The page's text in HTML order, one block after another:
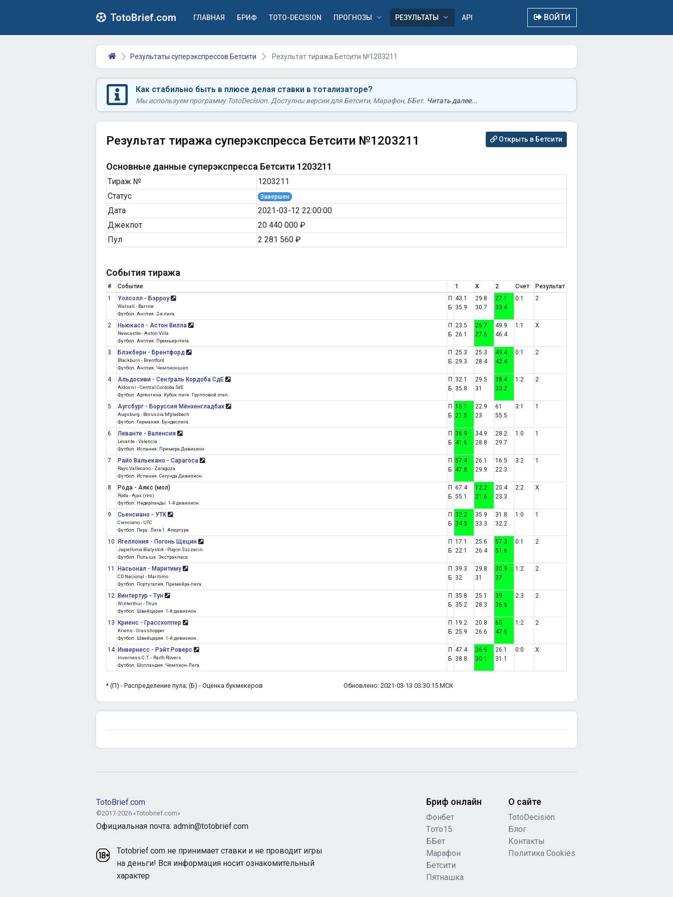
TotoBrief.com ГЛАВНАЯ БРИФ TOTO-DECISION ПРОГНОЗЫ РЕЗУЛЬТАТЫ API ВОЙТИ
Результаты суперэкспрессов Бетсити Результат тиража Бетсити №1203211
Как стабильно быть в плюсе делая ставки в тотализаторе?
Мы используем программу TotoDecision. Доступны версии для Бетсити, Марафон, ББет. Читать далее...
Результат тиража суперэкспресса Бетсити №1203211 Открыть в Бетсити
Основные данные суперэкспресса Бетсити 1203211
Тираж №
1203211
Статус
Завершен
Дата
2021-03-12 22:00:00
Джекпот
20 440 000 ₽
Пул
2 281 560 ₽
События тиража
# Событие 1 X 2 Счет
Результат
1
Уолсолл - Бэрроу
Walsall - Barrow
Футбол. Англия. 2-я лига.
П
Б
43.1
35.9
29.8
30.7
27.1
33.4
0:1 2
2 Ньюкасл - Астон Вилла
Newcastle - Aston Villa
Футбол. Англия. Премьер-лига.
П
Б
23.5
26.1
26.7
27.6
49.9
46.4
1:1 X
3 Блэкберн - Брентфорд
Blackburn - Brentford
Футбол. Англия. Чемпионшип.
П
Б
25.3
29.3
25.3
28.4
49.4
42.4
0:1 2
4 Альдосиви - Сентраль Кордоба СдЕ
Aldosivi - Central Cordoba SdE
Футбол. Аргентина. Кубок лиги. Групповой этап.
П
Б
32.1
35.8
29.5
31
38.4
33.2
1:2 2
5 Аугсбург - Боруссия Мёнхенгладбах
Augsburg - Borussia M'gladbach
Футбол. Германия. Бундеслига.
П
Б
16.1
21.5
22.9
23
61
55.5
3:1 1
6 Леванте - Валенсия
Levante - Valencia
Футбол. Испания. Примера Дивизион.
П
Б
36.9
41.6
34.9
28.8
28.2
29.7
1:0 1
7 Райо Вальекано - Сарагоса
Rayo Vallecano - Zaragoza
Футбол. Испания. Сегунда Дивизион.
П
Б
57.4
47.8
26.1
29.9
16.5
22.3
3:2 1
8 Рода - Аякс (мол)
Roda - Ajax (res)
Футбол. Нидерланды. 1-й дивизион.
П
Б
67.4
55.1
12.2
21.6
20.4
23.3
2:2 X
9 Сьенсиано - УТК
Cienciano - UTC
Футбол. Перу. Лига 1. Апертура.
П
Б
32.2
34.5
35.9
33.3
31.8
32.2
1:0 1
10 Ягеллония - Погонь Щецин
Jagiellonia Bialystok - Pogon Szczecin
Футбол. Польша. Экстракласа.
П
Б
17.1
22.1
25.6
26.4
57.3
51.6
0:1 2
11 Насьонал - Маритиму
CD Nacional - Maritimo
Футбол. Португалия. Примейра-лига.
П
Б
39.3
32
29.8
31
30.9
37
1:2 2
12 Винтертур - Тун
Winterthur - Thun
Футбол. Швейцария. 1-й дивизион.
П
Б
35.8
35.2
25.1
28.3
39
36.6
2:3 2
13 Криенс - Грассхоппер
Kriens - Grasshopper
Футбол. Швейцария. 1-й дивизион.
П
Б
19.2
25.9
20.8
26.6
60
47.5
1:2 2
14 Инвернесс - Рэйт Роверс
Inverness C.T. - Raith Rovers
Футбол. Шотландия. Чемпион-Лига.
П
Б
47.4
38.8
26.6
30.1
26.1
31.1
0:0 X
* (П) - Распределение пула; (Б) - Оценка букмекеров Обновлено: 2021-03-13 03:30:15 МСК
TotoBrief.com
©2017-2026 «Totobrief.com»
Официальная почта: admin@totobrief.com
Totobrief.com не принимает ставки и не проводит игры
на деньги! Вся информация носит ознакомительный
характер
Бриф онлайн
Фонбет
Tото15
ББет
Марафон
Бетсити
Пятнашка
О сайте
TotoDecision
Блог
Контакты
Политика Cookies